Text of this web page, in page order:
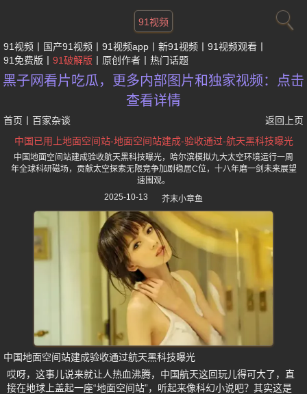
91视频
91视频 国产91视频 91视频app 新91视频
91视频观看
91免费版
91破解版 原创作者 热门话题
黑子网看片吃瓜，更多内部图片和独家视频：点击
查看详情
首页 百家杂谈
返回上页
中国已用上地面空间站-地面空间站建成-验收通过-航天黑科技曝光
中国地面空间站建成验收航天黑科技曝光，哈尔滨模拟九大太空环境运行一周
年全球科研磁场，贡献太空探索无限竞争加剧稳居C位，十八年磨一剑未来展望
速围观。
2025-10-13
芥末小章鱼
中国地面空间站建成验收通过航天黑科技曝光
哎呀，这事儿说来就让人热血沸腾，中国航天这回玩儿得可大了，直
接在地球上盖起一座“地面空间站”，听起来像科幻小说吧？其实这是